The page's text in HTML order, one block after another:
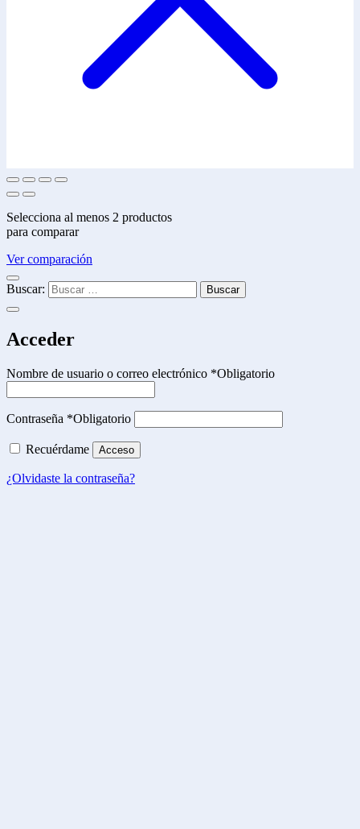
Selecciona al menos 2 productos
para comparar
Ver comparación
Buscar:
Acceder
Nombre de usuario o correo electrónico *Obligatorio
Contraseña *Obligatorio
Recuérdame Acceso
¿Olvidaste la contraseña?